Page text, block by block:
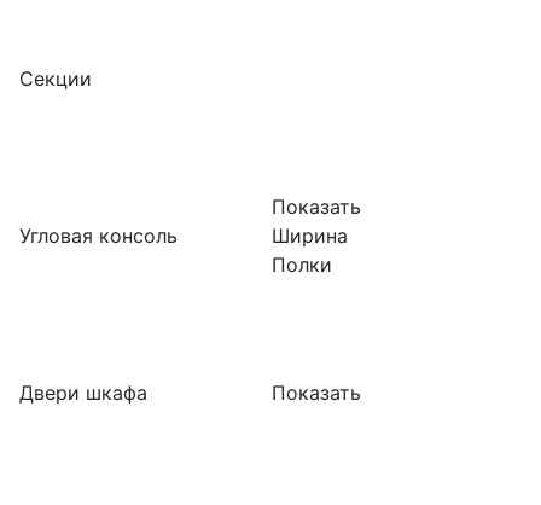
Секции
Угловая консоль
Двери шкафа
Показать
Ширина
Полки
Показать